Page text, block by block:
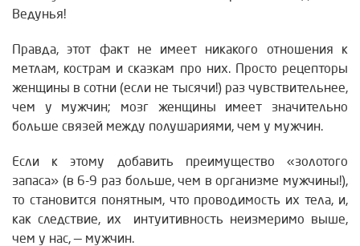
Ведунья!
Правда, этот факт не имеет никакого отношения к
метлам, кострам и сказкам про них. Просто рецепторы
женщины в сотни (если не тысячи!) раз чувствительнее,
чем у мужчин; мозг женщины имеет значительно
больше связей между полушариями, чем у мужчин.
Если к этому добавить преимущество «золотого
запаса» (в 6-9 раз больше, чем в организме мужчины!),
то становится понятным, что проводимость их тела, и,
как следствие, их интуитивность неизмеримо выше,
чем у нас, — мужчин.